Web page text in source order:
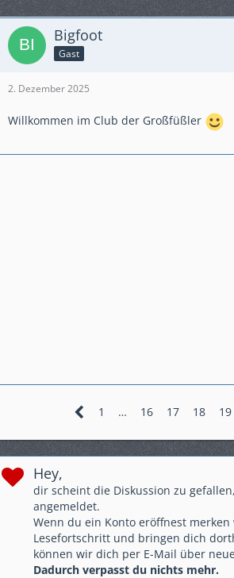
Bigfoot
Gast
2. Dezember 2025
Willkommen im Club der Großfüßler
1 … 16 17 18 19
Hey,
dir scheint die Diskussion zu
angemeldet.
Wenn du ein Konto eröffnest
Lesefortschritt und bringen dich
können wir dich per E-Mail über
Dadurch verpasst du nichts mehr.